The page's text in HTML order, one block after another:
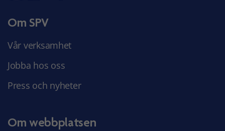
Om SPV
Vår verksamhet
Jobba hos oss
Press och nyheter
Om webbplatsen